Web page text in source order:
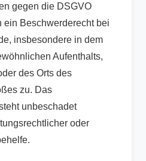
gegen die DSGVO
ein Beschwerderecht bei
insbesondere in dem
Aufenthalts,
des Orts des
zu. Das
unbeschadet
oder